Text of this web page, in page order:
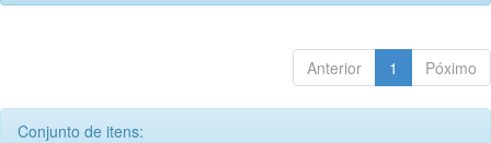
Anterior 1 Póximo
Conjunto de itens: